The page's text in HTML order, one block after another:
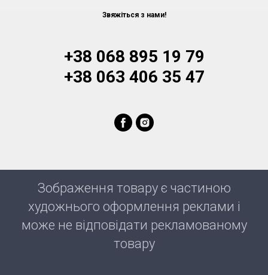
Звяжіться з нами!
+38 068 895 19 79
+38 063 406 35 47
Зображення товару є частиною
художнього оформлення реклами і
може не відповідати рекламованому
товару